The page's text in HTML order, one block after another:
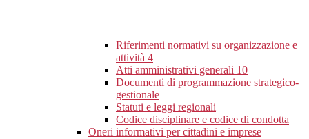
Riferimenti normativi su organizzazione e
attività 4
Atti amministrativi generali 10
Documenti di programmazione strategico-
gestionale
Statuti e leggi regionali
Codice disciplinare e codice di condotta
Oneri informativi per cittadini e imprese